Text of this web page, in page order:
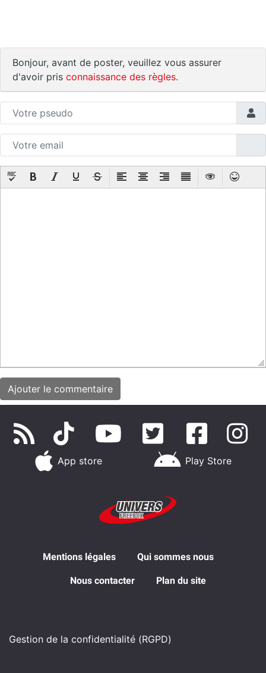
Bonjour, avant de poster, veuillez vous assurer
d'avoir pris connaissance des règles.
App store Play Store
Mentions légales Qui sommes nous
Nous contacter Plan du site
Gestion de la confidentialité (RGPD)